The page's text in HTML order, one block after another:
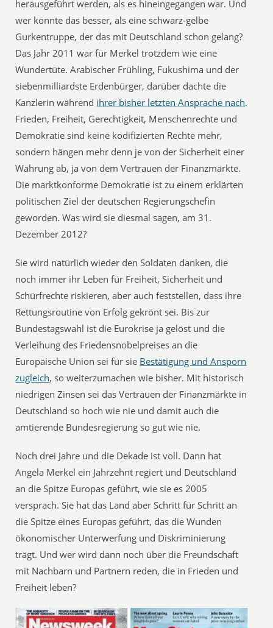
herausgeführt werden, als es hineingegangen war. Und
wer könnte das besser, als eine schwarz-gelbe
Gurkentruppe, der das mit Deutschland schon gelang?
Das Jahr 2011 war für Merkel trotzdem wie eine
Wundertüte. Arabischer Frühling, Fukushima und der
siebenmilliardste Erdenbürger, darüber dachte die
Kanzlerin während ihrer bisher letzten Ansprache nach.
Frieden, Freiheit, Gerechtigkeit, Menschenrechte und
Demokratie sind keine kodifizierten Rechte mehr,
sondern hängen mehr denn je von der Sicherheit einer
Währung ab, ja von dem Vertrauen der Finanzmärkte.
Die marktkonforme Demokratie ist zu einem erklärten
politischen Ziel der deutschen Regierungschefin
geworden. Was wird sie diesmal sagen, am 31.
Dezember 2012?
Sie wird natürlich wieder den Soldaten danken, die
noch immer ihr Leben für Freiheit, Sicherheit und
Schürfrechte riskieren, aber auch feststellen, dass ihre
Rettungsroutine von Erfolg gekrönt sei. Bis zur
Bundestagswahl ist die Eurokrise ja gelöst und die
Verleihung des Friedensnobelpreises an die
Europäische Union sei für sie Bestätigung und Ansporn
zugleich, so weiterzumachen wie bisher. Mit historisch
niedrigen Zinsen sei das Vertrauen der Finanzmärkte in
Deutschland so hoch wie nie und damit auch die
amtierende Bundesregierung so gut wie nie.
Noch drei Jahre und die Dekade ist voll. Dann hat
Angela Merkel ein Jahrzehnt regiert und Deutschland
an die Spitze Europas geführt, wie sie es 2005
versprach. Sie hat das Land aber Schritt für Schritt an
die Spitze eines Europas geführt, das die Wunden
ökonomischer Unterwerfung und Diskriminierung
trägt. Und wer wird dann noch über die Freundschaft
mit Nachbarn und Partnern reden, die in Frieden und
Freiheit leben?